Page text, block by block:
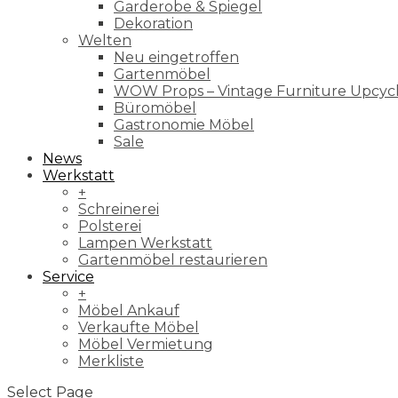
Garderobe & Spiegel
Dekoration
Welten
Neu eingetroffen
Gartenmöbel
WOW Props – Vintage Furniture
Büromöbel
Gastronomie Möbel
Sale
News
Werkstatt
+
Schreinerei
Polsterei
Lampen Werkstatt
Gartenmöbel restaurieren
Service
+
Möbel Ankauf
Verkaufte Möbel
Möbel Vermietung
Merkliste
Select Page